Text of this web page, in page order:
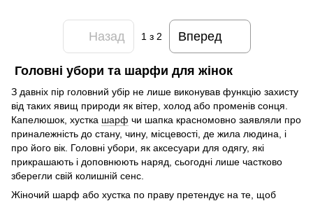
Назад 1з 2 Вперед
Головні убори та шарфи для жінок
З давніх пір головний убір не лише виконував функцію захисту
від таких явищ природи як вітер, холод або променів сонця.
Капелюшок, хустка шарф чи шапка красномовно заявляли про
приналежність до стану, чину, місцевості, де жила людина, і
про його вік. Головні убори, як аксесуари для одягу, які
прикрашають і доповнюють наряд, сьогодні лише частково
зберегли свій колишній сенс.
Жіночий шарф або хустка по праву претендує на те, щоб